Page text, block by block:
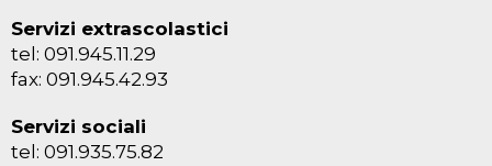
Servizi extrascolastici
tel: 091.945.11.29
fax: 091.945.42.93
Servizi sociali
tel: 091.935.75.82